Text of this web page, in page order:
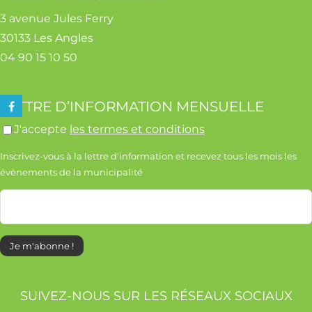
Contact
3 avenue Jules Ferry
30133 Les Angles
04 90 15 10 50
LETTRE D’INFORMATION MENSUELLE
J'accepte les termes et conditions
Inscrivez-vous à la lettre d'information et recevez tous les mois les
évènements de la municipalité
SUIVEZ-NOUS SUR LES RÉSEAUX SOCIAUX